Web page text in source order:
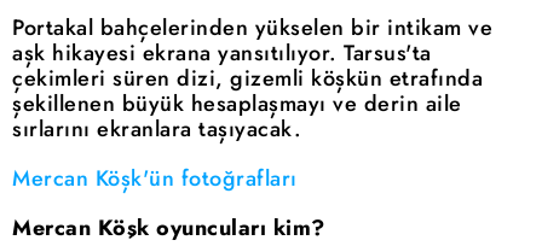
Portakal bahçelerinden yükselen bir intikam ve
aşk hikayesi ekrana yansıtılıyor. Tarsus'ta
çekimleri süren dizi, gizemli köşkün etrafında
şekillenen büyük hesaplaşmayı ve derin aile
sırlarını ekranlara taşıyacak.
Mercan Köşk'ün fotoğrafları
Mercan Köşk oyuncuları kim?